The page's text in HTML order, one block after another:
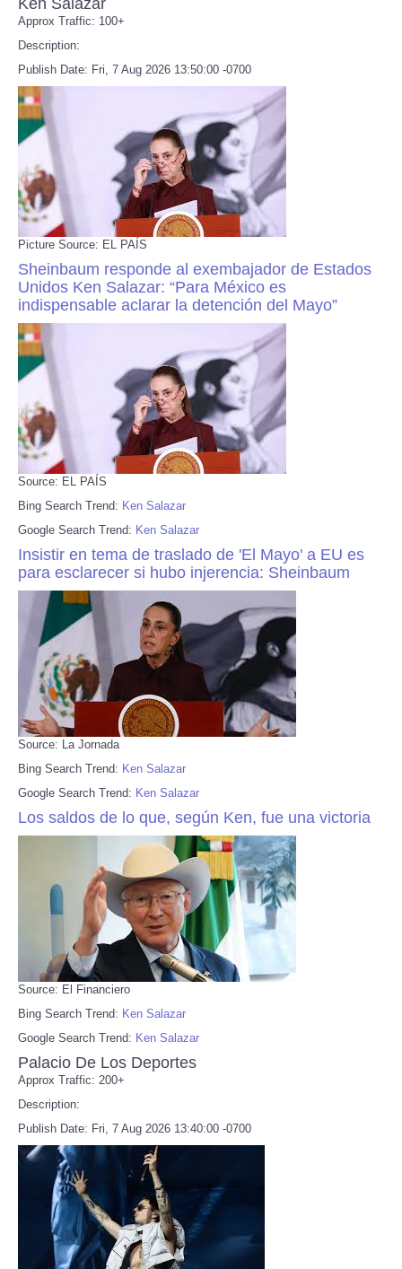
Approx Traffic: 100+
Description:
Publish Date: Fri, 7 Aug 2026 13:50:00 -0700
Picture Source: EL PAÍS
Sheinbaum responde al exembajador de Estados
Unidos Ken Salazar: “Para México es
indispensable aclarar la detención del Mayo”
Source: EL PAÍS
Bing Search Trend: Ken Salazar
Google Search Trend: Ken Salazar
Insistir en tema de traslado de 'El Mayo' a EU es
para esclarecer si hubo injerencia: Sheinbaum
Source: La Jornada
Bing Search Trend: Ken Salazar
Google Search Trend: Ken Salazar
Los saldos de lo que, según Ken, fue una victoria
Source: El Financiero
Bing Search Trend: Ken Salazar
Google Search Trend: Ken Salazar
Palacio De Los Deportes
Approx Traffic: 200+
Description:
Publish Date: Fri, 7 Aug 2026 13:40:00 -0700